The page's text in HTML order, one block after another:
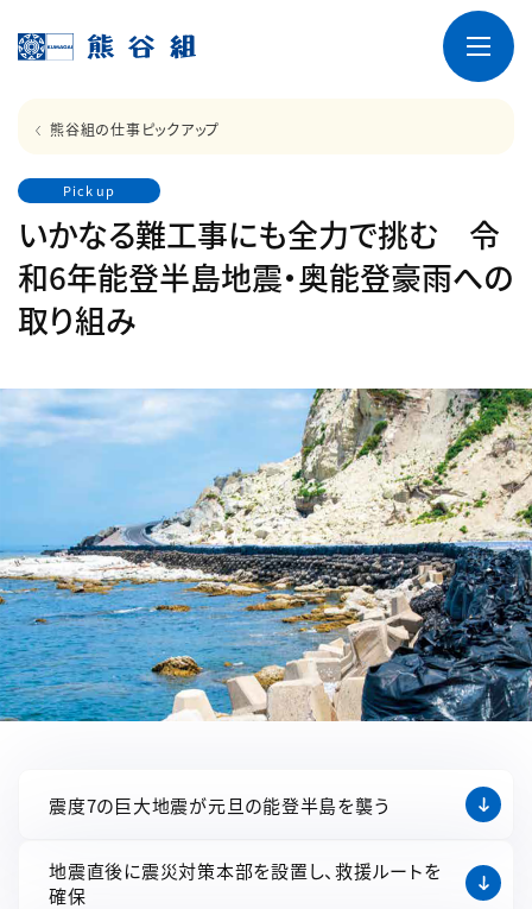
熊谷組の仕事ピックアップ
Pick up
いかなる難工事にも全力で挑む 令
和6年能登半島地震・奥能登豪雨への
取り組み
震度7の巨大地震が元旦の能登半島を襲う
地震直後に震災対策本部を設置し、救援ルートを
確保